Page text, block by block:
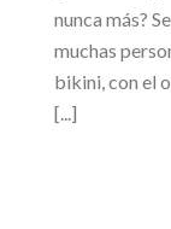
nunca más?
muchas
bikini, con el
[...]